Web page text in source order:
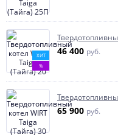
ХИТ
%
46 400 руб.
65 900 руб.